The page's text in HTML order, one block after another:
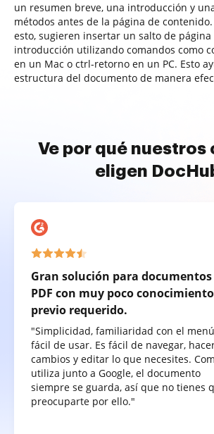
un resumen breve, una introducción y
métodos antes de la página de
esto, sugieren insertar un salto de página
introducción utilizando comandos como
en un Mac o ctrl-retorno en un PC. Esto
estructura del documento de manera
Ve por qué nuestros
eligen
Gran solución para documentos
PDF con muy poco conocimiento
previo requerido.
"Simplicidad, familiaridad con el
fácil de usar. Es fácil de navegar,
cambios y editar lo que necesites.
utiliza junto a Google, el documento
siempre se guarda, así que no tienes
preocuparte por ello."